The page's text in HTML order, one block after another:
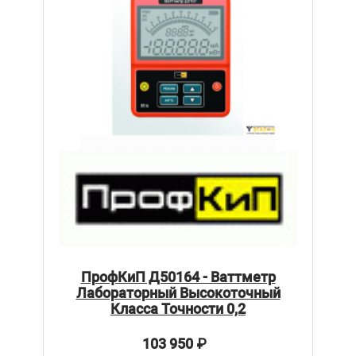
ПрофКиП Д50164 - Ваттметр
Лабораторный Высокоточный
Класса Точности 0,2
103 950₽